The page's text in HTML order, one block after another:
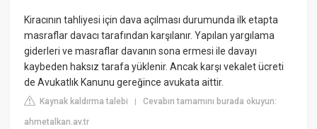
Kiracının tahliyesi için dava açılması durumunda ilk etapta
masraflar davacı tarafından karşılanır. Yapılan yargılama
giderleri ve masraflar davanın sona ermesi ile davayı
kaybeden haksız tarafa yüklenir. Ancak karşı vekalet ücreti
de Avukatlık Kanunu gereğince avukata aittir.
Kaynak kaldırma talebi |Cevabın tamamını burada okuyun:
ahmetalkan.av.tr